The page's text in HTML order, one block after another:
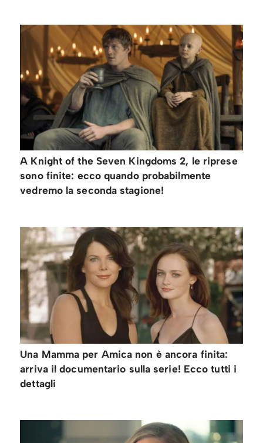
A Knight of the Seven Kingdoms 2, le riprese
sono finite: ecco quando probabilmente
vedremo la seconda stagione!
Una Mamma per Amica non è ancora finita:
arriva il documentario sulla serie! Ecco tutti i
dettagli